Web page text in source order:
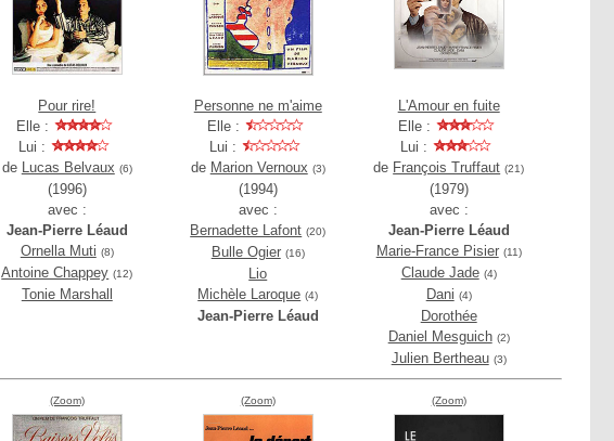
Pour rire!
Elle :
Lui :
de Lucas Belvaux (6)
(1996)
avec :
Jean-Pierre Léaud
Ornella Muti (8)
Antoine Chappey (12)
Tonie Marshall
Personne ne m'aime
Elle :
Lui :
de Marion Vernoux (3)
(1994)
avec :
Bernadette Lafont (20)
Bulle Ogier (16)
Lio
Michèle Laroque (4)
Jean-Pierre Léaud
L'Amour en fuite
Elle :
Lui :
de François Truffaut (21)
(1979)
avec :
Jean-Pierre Léaud
Marie-France Pisier (11)
Claude Jade (4)
Dani (4)
Dorothée
Daniel Mesguich (2)
Julien Bertheau (3)
(Zoom) (Zoom) (Zoom)